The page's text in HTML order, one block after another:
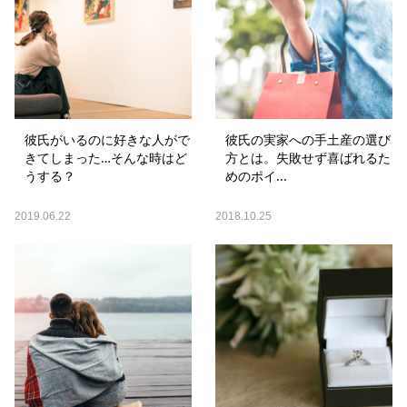
彼氏がいるのに好きな人がで
きてしまった…そんな時はど
うする？
2019.06.22
彼氏の実家への手土産の選び
方とは。失敗せず喜ばれるた
めのポイ...
2018.10.25